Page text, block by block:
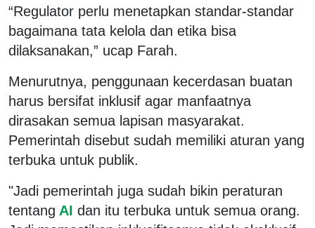
“Regulator perlu menetapkan standar-standar
bagaimana tata kelola dan etika bisa
dilaksanakan,” ucap Farah.
Menurutnya, penggunaan kecerdasan buatan
harus bersifat inklusif agar manfaatnya
dirasakan semua lapisan masyarakat.
Pemerintah disebut sudah memiliki aturan yang
terbuka untuk publik.
"Jadi pemerintah juga sudah bikin peraturan
tentang AI dan itu terbuka untuk semua orang.